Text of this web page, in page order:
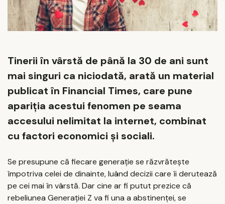
Tinerii în vârstă de până la 30 de ani sunt
mai singuri ca niciodată, arată un material
publicat în Financial Times, care pune
apariția acestui fenomen pe seama
accesului nelimitat la internet, combinat
cu factori economici și sociali.
Se presupune că fiecare generație se răzvrătește
împotriva celei de dinainte, luând decizii care îi derutează
pe cei mai în vârstă. Dar cine ar fi putut prezice că
rebeliunea Generației Z va fi una a abstinenței, se